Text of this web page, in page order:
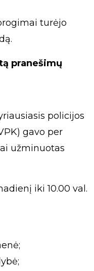
turėjo
pranešimų
policijos
gavo per
užminuotas
iki 10.00 val.